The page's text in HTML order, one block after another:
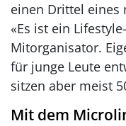
einen Drittel eines
«Es ist ein
Mitorganisator.
für junge Leute
sitzen aber meist
Mit dem